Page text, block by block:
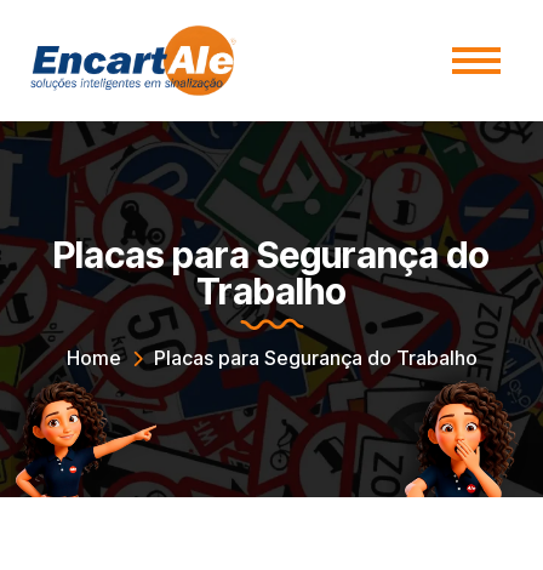
Placas para Segurança do
Trabalho
Home Placas para Segurança do Trabalho